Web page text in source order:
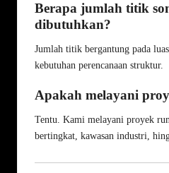
Berapa jumlah titik
dibutuhkan?
Jumlah titik bergantung pada
kebutuhan perencanaan struktur.
Apakah melayani
Tentu. Kami melayani proyek
bertingkat, kawasan industri,